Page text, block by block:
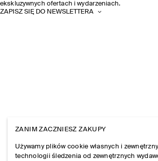
ekskluzywnych ofertach i wydarzeniach.
ZAPISZ SIĘ DO NEWSLETTERA
ZANIM ZACZNIESZ ZAKUPY
Używamy plików cookie własnych i
technologii śledzenia od zewnętrznych